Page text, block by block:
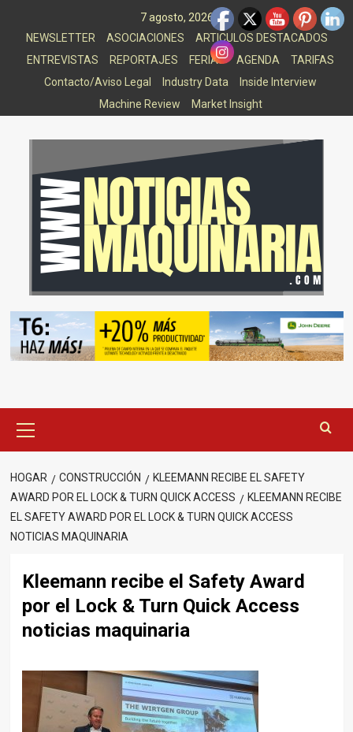
7 agosto, 2026
NEWSLETTER
ASOCIACIONES
ARTICULOS DESTACADOS
ENTREVISTAS
REPORTAJES FERIAS AGENDA
TARIFAS
Contacto/Aviso Legal
Industry Data
Inside Interview
Machine Review
Market Insight
principal
HOGAR CONSTRUCCIÓN
KLEEMANN RECIBE EL SAFETY
AWARD POR EL LOCK & TURN QUICK ACCESS
KLEEMANN RECIBE
EL SAFETY AWARD POR EL LOCK & TURN QUICK ACCESS
NOTICIAS MAQUINARIA
Kleemann recibe el Safety Award
por el Lock & Turn Quick Access
noticias maquinaria